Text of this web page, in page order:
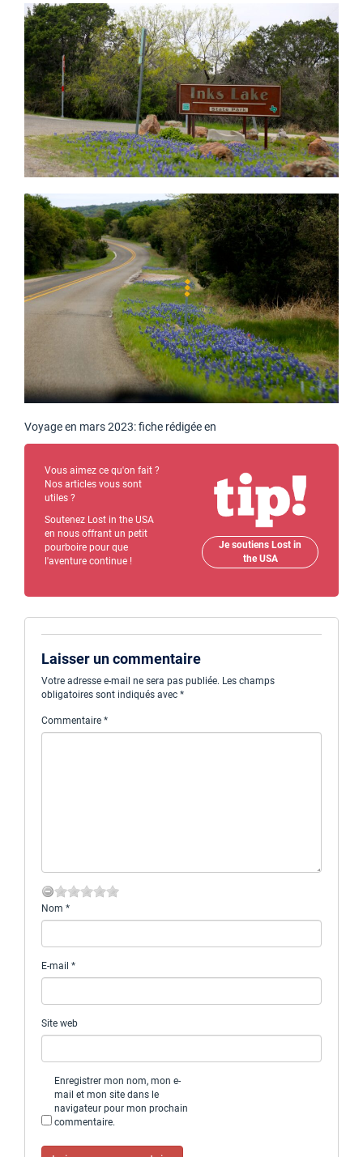
Voyage en mars 2023: fiche rédigée en
Vous aimez ce qu'on fait ?
Nos articles vous sont
utiles ?
Soutenez Lost in the USA
en nous offrant un petit
pourboire pour que
l'aventure continue !
Je soutiens Lost in
the USA
Laisser un commentaire
Votre adresse e-mail ne sera pas publiée. Les champs
obligatoires sont indiqués avec *
Commentaire *
Nom *
E-mail *
Site web
Enregistrer mon nom, mon e-
mail et mon site dans le
navigateur pour mon prochain
commentaire.